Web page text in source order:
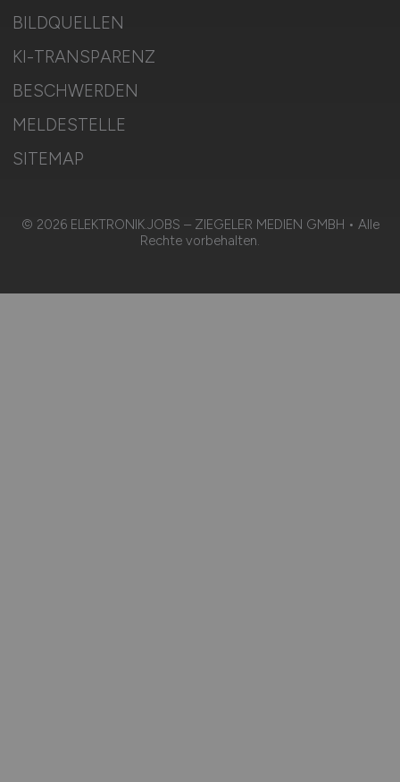
BILDQUELLEN
KI-TRANSPARENZ
BESCHWERDEN
MELDESTELLE
SITEMAP
© 2026 ELEKTRONIK.JOBS – ZIEGELER MEDIEN GMBH • Alle
Rechte vorbehalten.